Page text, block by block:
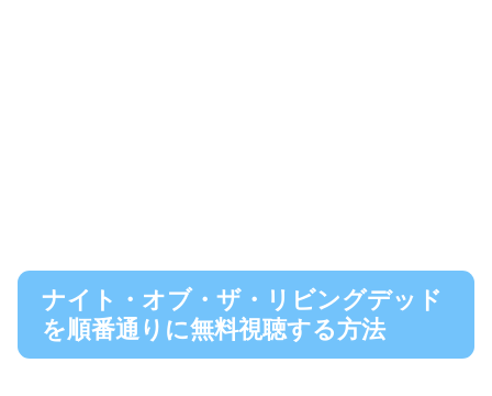
ナイト・オブ・ザ・リビングデッド
を順番通りに無料視聴する方法